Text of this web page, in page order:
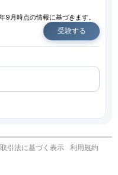
月時点の情報に基づきます。
受験する
引法に基づく表示 利用規約